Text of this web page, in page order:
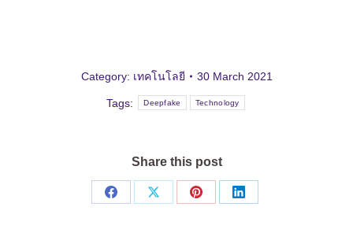
Category: เทคโนโลยี 30 March 2021
Tags: Deepfake Technology
Share this post
Share
Share
Share
Share